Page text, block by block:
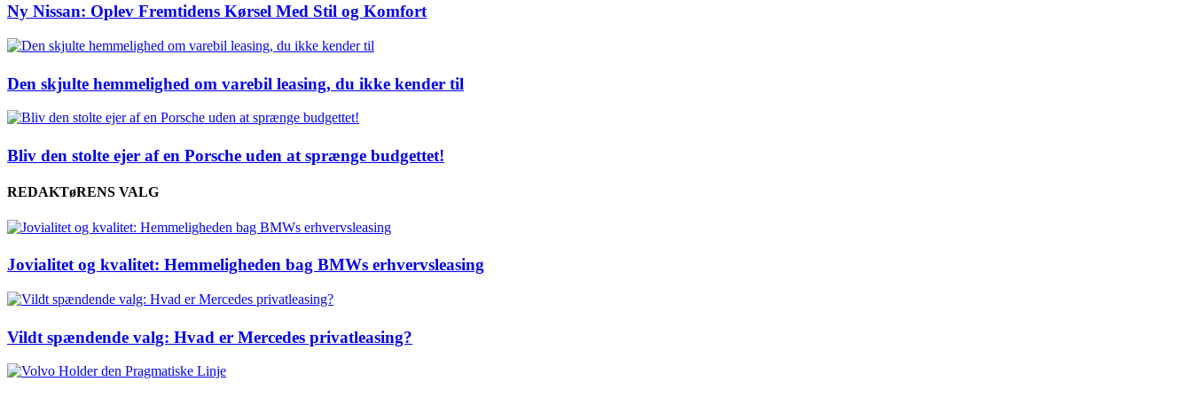
Ny Nissan: Oplev Fremtidens Kørsel Med Stil og Komfort
Den skjulte hemmelighed om varebil leasing, du ikke kender til
Bliv den stolte ejer af en Porsche uden at sprænge budgettet!
REDAKTøRENS VALG
Jovialitet og kvalitet: Hemmeligheden bag BMWs erhvervsleasing
Vildt spændende valg: Hvad er Mercedes privatleasing?